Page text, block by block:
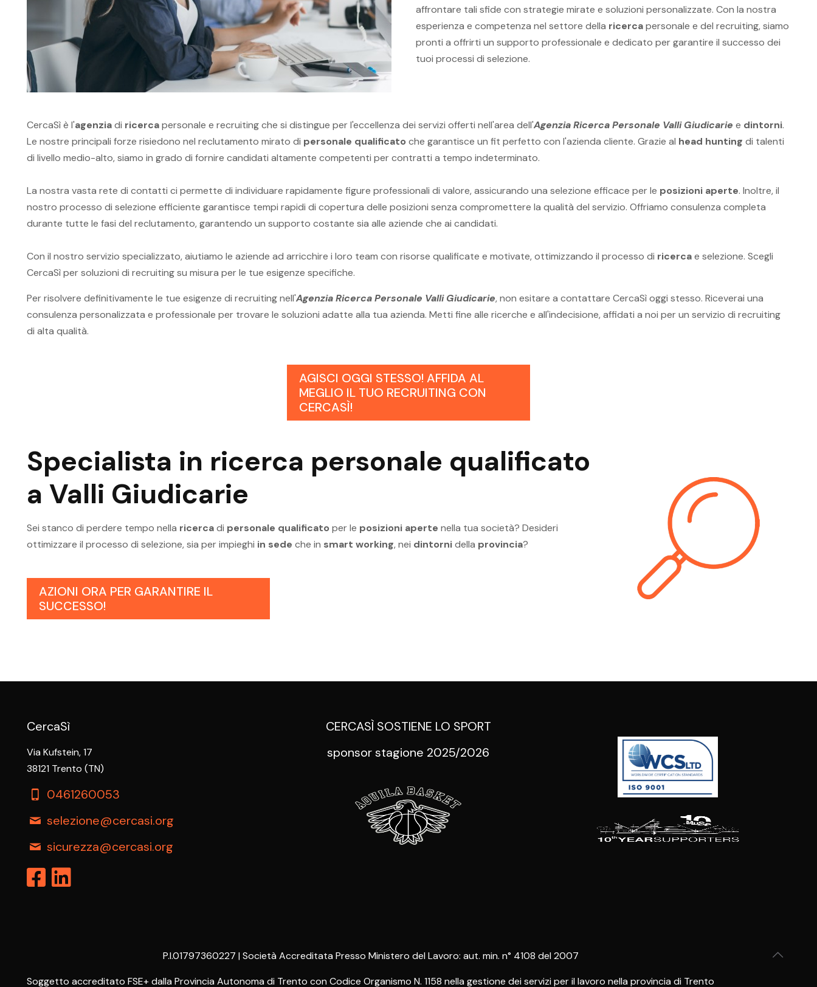
affrontare tali sfide con strategie mirate e soluzioni personalizzate. Con la nostra
esperienza e competenza nel settore della ricercapersonale e del recruiting, siamo
pronti a offrirti un supporto professionale e dedicato per garantire il successo dei
tuoi processi di selezione.
CercaSì è l'agenziadi ricercapersonale e recruiting che si distingue per l'eccellenza dei servizi offerti nell'area dell'Agenzia Ricerca Personale Valli Giudicarie e dintorni.
Le nostre principali forze risiedono nel reclutamento mirato di personale qualificato che garantisce un fit perfetto con l'azienda cliente. Grazie al head hunting di talenti
di livello medio-alto, siamo in grado di fornire candidati altamente competenti per contratti a tempo indeterminato.
La nostra vasta rete di contatti ci permette di individuare rapidamente figure professionali di valore, assicurando una selezione efficace per le posizioni aperte. Inoltre, il
nostro processo di selezione efficiente garantisce tempi rapidi di copertura delle posizioni senza compromettere la qualità del servizio. Offriamo consulenza completa
durante tutte le fasi del reclutamento, garantendo un supporto costante sia alle aziende che ai candidati.
Con il nostro servizio specializzato, aiutiamo le aziende ad arricchire i loro team con risorse qualificate e motivate, ottimizzando il processo di ricercae selezione. Scegli
CercaSì per soluzioni di recruiting su misura per le tue esigenze specifiche.
Per risolvere definitivamente le tue esigenze di recruiting nell'Agenzia Ricerca Personale Valli Giudicarie, non esitare a contattare CercaSì oggi stesso. Riceverai una
consulenza personalizzata e professionale per trovare le soluzioni adatte alla tua azienda. Metti fine alle ricerche e all'indecisione, affidati a noi per un servizio di recruiting
di alta qualità.
AGISCI OGGI STESSO! AFFIDA AL
MEGLIO IL TUO RECRUITING CON
CERCASÌ!
Specialista in ricerca personale qualificato
a Valli Giudicarie
Sei stanco di perdere tempo nella ricercadi personale qualificato per le posizioni aperte nella tua società? Desideri
ottimizzare il processo di selezione, sia per impieghi in sede che in smart working, nei dintornidella provincia?
AZIONI ORA PER GARANTIRE IL
SUCCESSO!
CercaSì
Via Kufstein, 17
38121 Trento (TN)
0461260053
selezione@cercasi.org
sicurezza@cercasi.org
CERCASÌ SOSTIENE LO SPORT
sponsor stagione 2025/2026
P.I.01797360227 | Società Accreditata Presso Ministero del Lavoro: aut. min. n° 4108 del 2007
Soggetto accreditato FSE+ dalla Provincia Autonoma di Trento con Codice Organismo N. 1158 nella gestione dei servizi per il lavoro nella provincia di Trento